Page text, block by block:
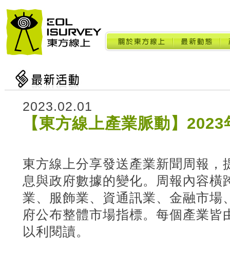
2023.02.01
【東方線上產業脈動】
東方線上分享發送產業新聞周報，
息與政府數據的變化。周報內容橫
業、服飾業、資通訊業、金融市場
府公布整體市場指標。每個產業皆
以利閱讀。